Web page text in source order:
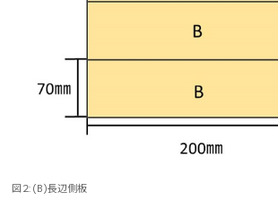
図２: (B)長辺側板